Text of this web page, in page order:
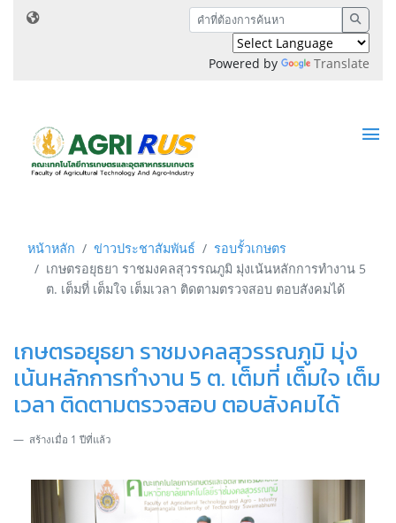
Powered by Translate
หน้าหลัก ข่าวประชาสัมพันธ์
รอบรั้วเกษตร
เกษตรอยุธยา ราชมงคลสุวรรณภูมิ มุ่งเน้นหลักการทำงาน 5
ต. เต็มที่ เต็มใจ เต็มเวลา ติดตามตรวจสอบ ตอบสังคมได้
เกษตรอยุธยา ราชมงคลสุวรรณภูมิ มุ่ง
เน้นหลักการทำงาน 5 ต. เต็มที่ เต็มใจ เต็ม
เวลา ติดตามตรวจสอบ ตอบสังคมได้
สร้างเมื่อ 1 ปีที่แล้ว